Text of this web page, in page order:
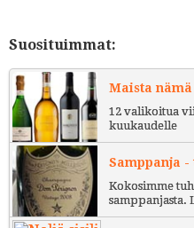
Suosituimmat:
Maista
12 valikoitua
kuukaudelle
Samppanja
Kokosimme
samppanjasta.